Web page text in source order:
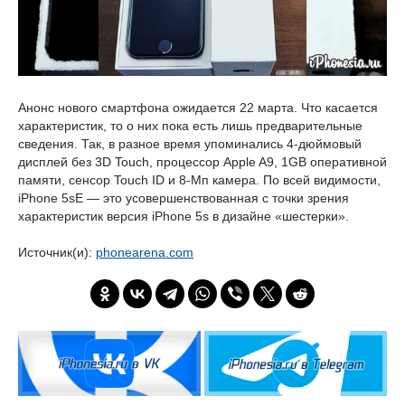
Анонс нового смартфона ожидается 22 марта. Что касается
характеристик, то о них пока есть лишь предварительные
сведения. Так, в разное время упоминались 4-дюймовый
дисплей без 3D Touch, процессор Apple A9, 1GB оперативной
памяти, сенсор Touch ID и 8-Мп камера. По всей видимости,
iPhone 5sE — это усовершенствованная с точки зрения
характеристик версия iPhone 5s в дизайне «шестерки».
Источник(и): phonearena.com